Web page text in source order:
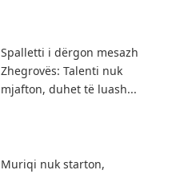
Spalletti i dërgon mesazh
Zhegrovës: Talenti nuk
mjafton, duhet të luash...
Muriqi nuk starton,